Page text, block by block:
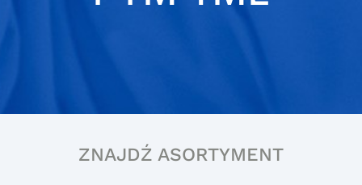
ZNAJDŹ ASORTYMENT